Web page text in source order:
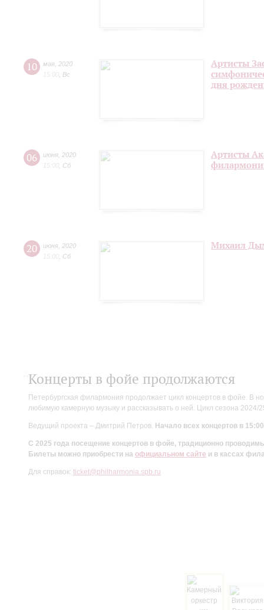
10 мая 2020
15:00 Вс
Артисты
дня
06 июня 2020
15:00 Сб
Артисты
20 июня 2020
15:00 Сб
Михаил
Концерты в фойе продолжаются
Петербургская филармония продолжает цикл концертов в фойе. В
любимую камерную музыку и рассказывать о ней. Цикл сезона
Ведущий проекта – Дмитрий Петров. Начало всех концертов в
С 2025 года посещение концертов в фойе, традиционно
Билеты можно приобрести на официальном сайте и в кассах
Для справок: ticket@philharmonia.spb.ru